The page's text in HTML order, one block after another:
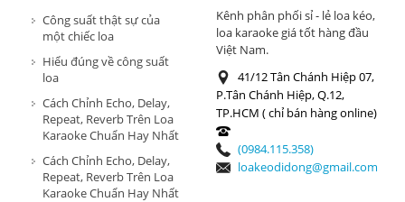
HÀNG
Công suất thật sự của
một chiếc loa
Hiểu đúng về công suất
loa
Cách Chỉnh Echo, Delay,
Repeat, Reverb Trên Loa
Karaoke Chuẩn Hay Nhất
Cách Chỉnh Echo, Delay,
Repeat, Reverb Trên Loa
Karaoke Chuẩn Hay Nhất
Kênh phân phối sỉ - lẻ loa kéo,
loa karaoke giá tốt hàng đầu
Việt Nam.
41/12 Tân Chánh Hiệp 07,
P.Tân Chánh Hiệp, Q.12,
TP.HCM ( chỉ bán hàng online)
(0984.115.358)
loakeodidong@gmail.com